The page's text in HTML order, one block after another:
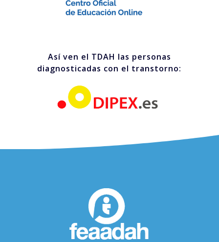
Así ven el TDAH las personas
diagnosticadas con el transtorno: